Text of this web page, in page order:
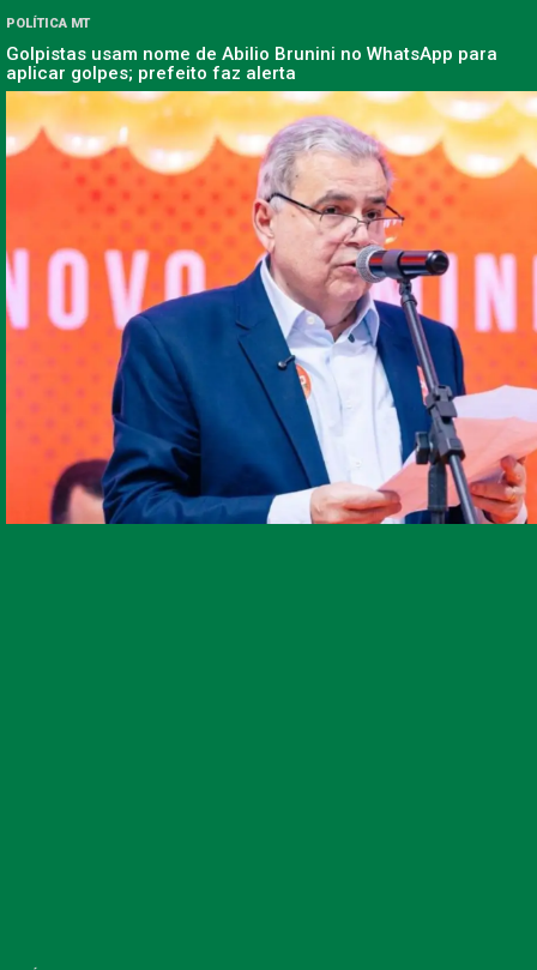
POLÍTICA MT
Golpistas usam nome de Abilio Brunini no WhatsApp para
aplicar golpes; prefeito faz alerta